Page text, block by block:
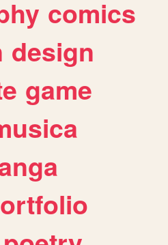
comics
design
game